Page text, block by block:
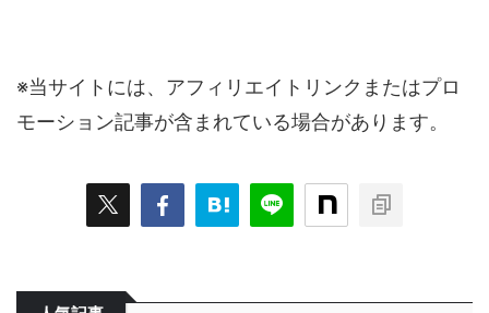
※当サイトには、アフィリエイトリンクまたはプロ
モーション記事が含まれている場合があります。